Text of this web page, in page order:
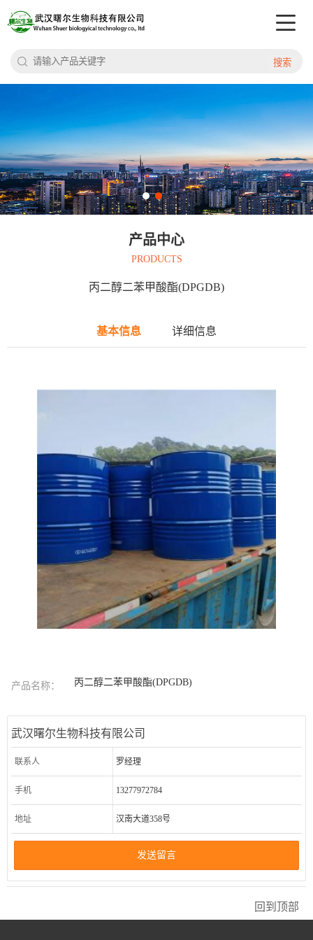
搜索
产品中心
PRODUCTS
丙二醇二苯甲酸酯(DPGDB)
基本信息 详细信息
产品名称： 丙二醇二苯甲酸酯(DPGDB)
武汉曙尔生物科技有限公司
联系人 罗经理
手机 13277972784
地址 汉南大道358号
发送留言
回到顶部